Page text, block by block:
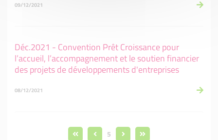
09/12/2021
Déc.2021 - Convention Prêt Croissance pour
l’accueil, l’accompagnement et le soutien financier
des projets de développements d'entreprises
08/12/2021
5